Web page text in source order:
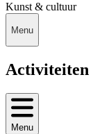
Kunst & cultuur
Menu
Activiteiten
Menu